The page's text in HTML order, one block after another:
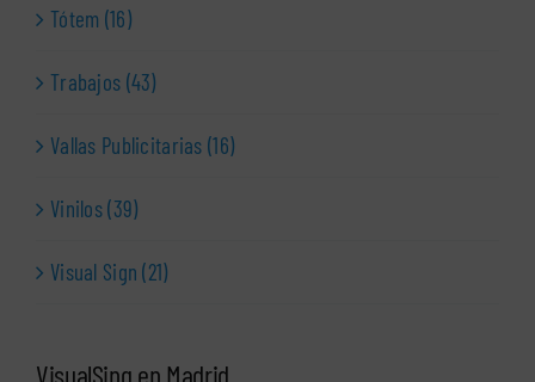
Tótem (16)
Trabajos (43)
Vallas Publicitarias (16)
Vinilos (39)
Visual Sign (21)
VisualSing en Madrid